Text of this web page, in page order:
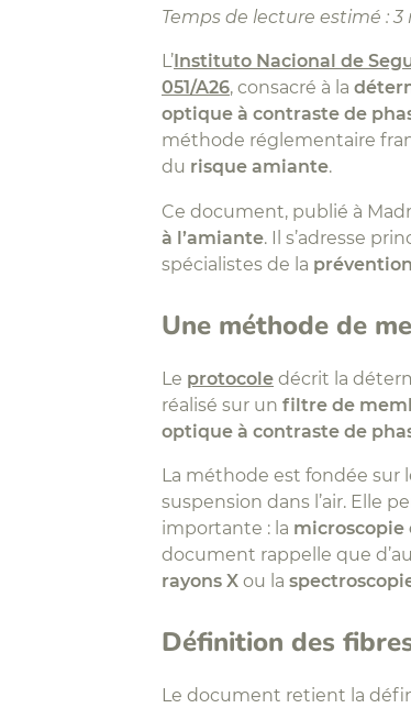
Temps de lecture estimé :
L’Instituto Nacional de
051/A26, consacré à la
optique à contraste de
méthode réglementaire
du risque amiante.
Ce document, publié à
à l’amiante. Il s’adresse
spécialistes de la
Une méthode de
Le protocole décrit la
réalisé sur un filtre de
optique à contraste de
La méthode est fondée sur
suspension dans l’air. Elle
importante : la
document rappelle que
rayons X ou la
Définition des
Le document retient la